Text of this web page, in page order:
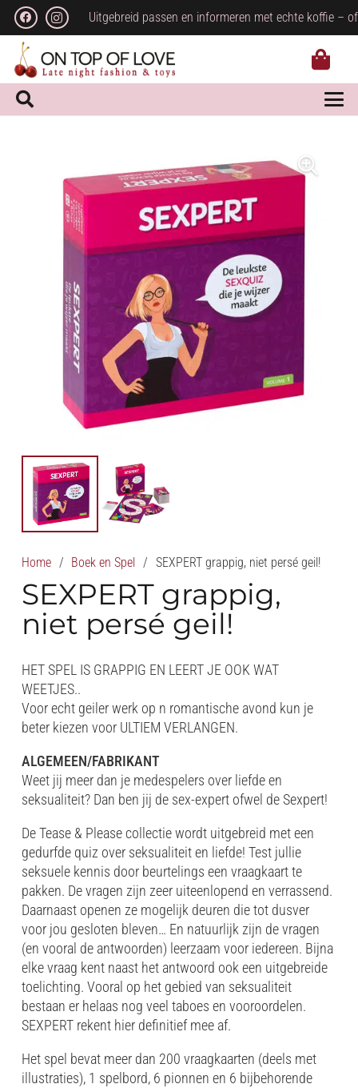
Uitgebreid passen en informeren met echte koffie –
Home / Boek en Spel / SEXPERT grappig, niet persé geil!
SEXPERT grappig,
niet persé geil!
HET SPEL IS GRAPPIG EN LEERT JE OOK WAT
WEETJES..
Voor echt geiler werk op n romantische avond kun je
beter kiezen voor ULTIEM VERLANGEN.
ALGEMEEN/FABRIKANT
Weet jij meer dan je medespelers over liefde en
seksualiteit? Dan ben jij de sex-expert ofwel de Sexpert!
De Tease & Please collectie wordt uitgebreid met een
gedurfde quiz over seksualiteit en liefde! Test jullie
seksuele kennis door beurtelings een vraagkaart te
pakken. De vragen zijn zeer uiteenlopend en verrassend.
Daarnaast openen ze mogelijk deuren die tot dusver
voor jou gesloten bleven… En natuurlijk zijn de vragen
(en vooral de antwoorden) leerzaam voor iedereen. Bijna
elke vraag kent naast het antwoord ook een uitgebreide
toelichting. Vooral op het gebied van seksualiteit
bestaan er helaas nog veel taboes en vooroordelen.
SEXPERT rekent hier definitief mee af.
Het spel bevat meer dan 200 vraagkaarten (deels met
illustraties), 1 spelbord, 6 pionnen en 6 bijbehorende